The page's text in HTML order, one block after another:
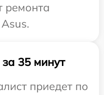
ремонта
35 минут
приедет по